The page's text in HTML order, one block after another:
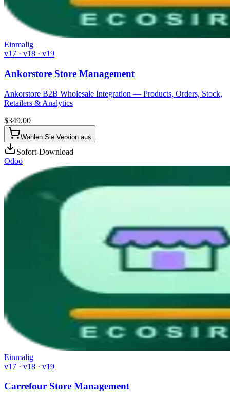
Einmalig
v17 · v18 · v19
Ankorstore Store Management
Ankorstore B2B Wholesale Integration — Products, Orders, Stock,
Retailers & Analytics
$349.00
Wählen Sie Version aus
Sofort-Download
Odoo
Einmalig
v17 · v18 · v19
Carrefour Store Management